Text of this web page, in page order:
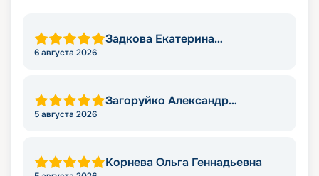
Задкова Екатерина
6 августа 2026
Загоруйко Александр
5 августа 2026
Корнева Ольга Геннадьевна